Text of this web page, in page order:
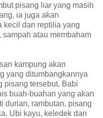
pisang liar yang masih
ia juga akan
kecil dan reptilia yang
atau membaham
kampung akan
yang ditumbangkannya
pisang tersebut. Babi
buah-buahan yang akan
durian, rambutan, pisang
Ubi kayu, keledek dan